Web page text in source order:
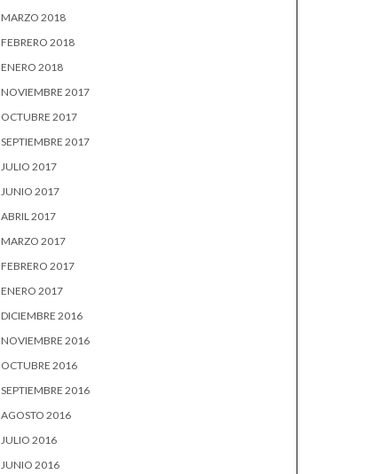
MARZO 2018
FEBRERO 2018
ENERO 2018
NOVIEMBRE 2017
OCTUBRE 2017
SEPTIEMBRE 2017
JULIO 2017
JUNIO 2017
ABRIL 2017
MARZO 2017
FEBRERO 2017
ENERO 2017
DICIEMBRE 2016
NOVIEMBRE 2016
OCTUBRE 2016
SEPTIEMBRE 2016
AGOSTO 2016
JULIO 2016
JUNIO 2016